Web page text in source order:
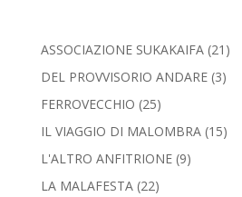
ASSOCIAZIONE SUKAKAIFA(21)
DEL PROVVISORIO ANDARE(3)
FERROVECCHIO (25)
IL VIAGGIO DI MALOMBRA(15)
L'ALTRO ANFITRIONE(9)
LA MALAFESTA(22)